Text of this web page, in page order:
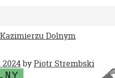
Dolnym
byPiotr Strembski